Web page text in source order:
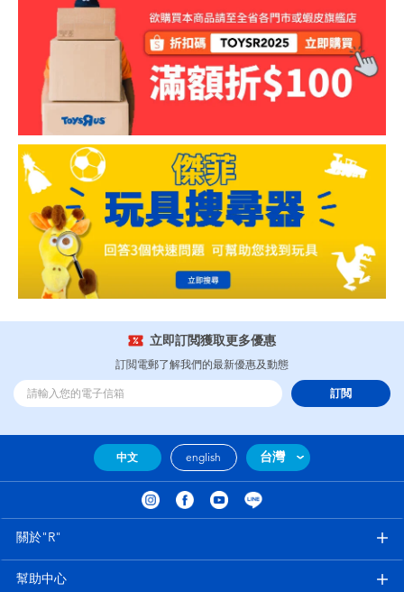
立即訂閲獲取更多優惠
訂閲電郵了解我們的最新優惠及動態
訂閲
中文 english 台灣
關於"R"
幫助中心